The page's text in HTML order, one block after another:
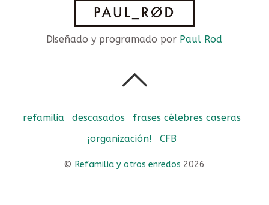
Diseñado y programado por Paul Rod
refamilia descasados
frases célebres caseras
¡organización!
CFB
© Refamilia y otros enredos 2026